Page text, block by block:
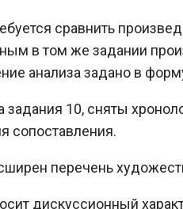
сравнить
в том же задании
анализа задано в
10, сняты
сопоставления.
перечень
дискуссионный